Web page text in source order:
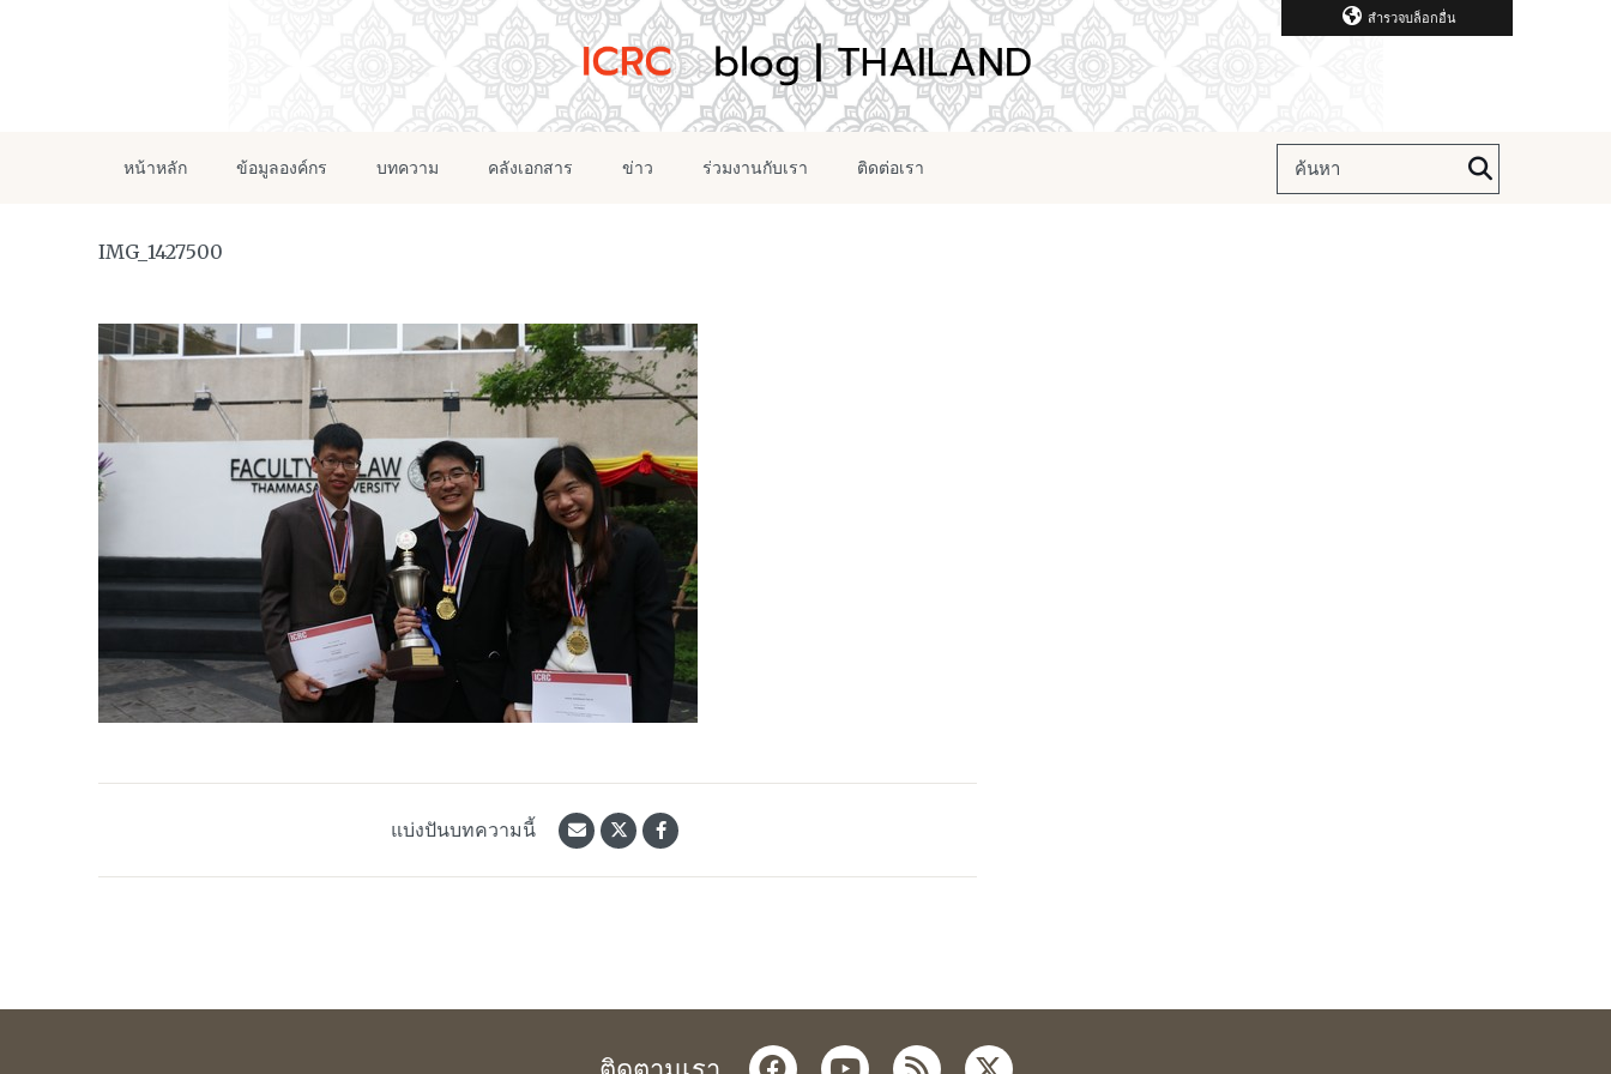
สำรวจบล็อกอื่น
หน้าหลัก ข้อมูลองค์กร บทความ คลังเอกสาร ข่าว ร่วมงานกับเรา ติดต่อเรา
IMG_1427500
แบ่งปันบทความนี้
facebookyoutube
rss twitter